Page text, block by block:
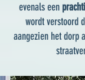
evenals een
wordt verstoord
aangezien het dorp